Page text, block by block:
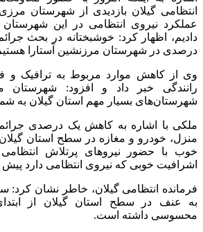
انتظامی گیلان بازدیدی از شهرستان
عملکرد نیروی انتظامی در این
درصدی در شهرستان مرزنشین آستارا
وی از کاهش موارد مربوط به ترافیک و
رانندگی خبر داد و افزود: شهرستان
شهرستان‌های بسیار مهم استان گیلان به
ملکی با اشاره به کاهش یک درصدی
منزل، خودرو و مغازه در سطح استان
خوب با حضور نیروهای پرتلاش
اشرافیت خوبی که نیروی انتظامی دارد
فرمانده انتظامی گیلان، خاطر نشان
به عنف در سطح استان گیلان از
محسوسی داشته است.